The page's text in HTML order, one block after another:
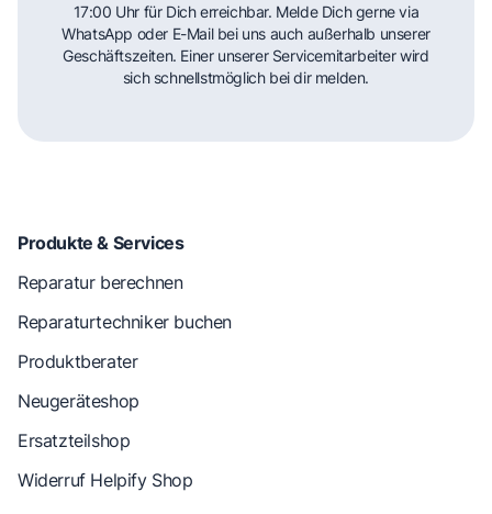
17:00 Uhr für Dich erreichbar. Melde Dich gerne via
WhatsApp oder E-Mail bei uns auch außerhalb unserer
Geschäftszeiten. Einer unserer Servicemitarbeiter wird
sich schnellstmöglich bei dir melden.
Produkte & Services
Reparatur berechnen
Reparaturtechniker buchen
Produktberater
Neugeräteshop
Ersatzteilshop
Widerruf Helpify Shop